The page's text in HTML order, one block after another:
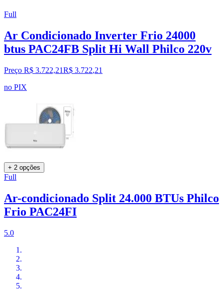
Full
Ar Condicionado Inverter Frio 24000
btus PAC24FB Split Hi Wall Philco 220v
Preço R$ 3.722,21R$ 3.722,21
no PIX
+ 2 opções
Full
Ar-condicionado Split 24.000 BTUs Philco
Frio PAC24FI
5.0